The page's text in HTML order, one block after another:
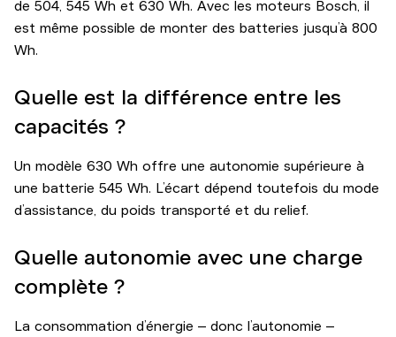
de 504, 545 Wh et 630 Wh. Avec les moteurs Bosch, il
est même possible de monter des batteries jusqu’à 800
Wh.
Quelle est la différence entre les
capacités ?
Un modèle 630 Wh offre une autonomie supérieure à
une batterie 545 Wh. L’écart dépend toutefois du mode
d’assistance, du poids transporté et du relief.
Quelle autonomie avec une charge
complète ?
La consommation d’énergie – donc l’autonomie –